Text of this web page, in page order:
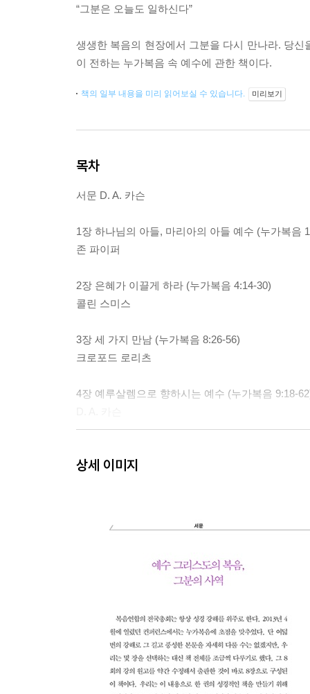
“그분은 오늘도 일하신다”
생생한 복음의 현장에서 그분을 다시 만나라. 당
이 전하는 누가복음 속 예수에 관한 책이다.
책의 일부 내용을 미리 읽어보실 수 있습니다. 미리보기
목차
서문 D. A. 카슨
1장 하나님의 아들, 마리아의 아들 예수 (누가복음
존 파이퍼
2장 은혜가 이끌게 하라 (누가복음 4:14-30)
콜린 스미스
3장 세 가지 만남 (누가복음 8:26-56)
크로포드 로리츠
4장 예루살렘으로 향하시는 예수 (누가복음 9:18-
케빈 드영
부록 예수님은 복음을 전하셨는가?
(컨퍼런스 패널 : D. A. 카슨, 존 파이퍼, 팀 켈러, 케
상세 이미지